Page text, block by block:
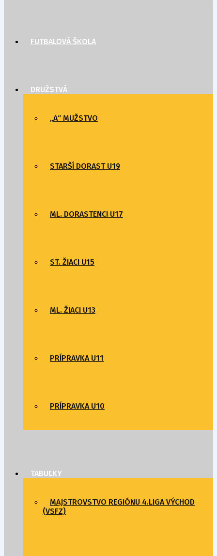
FUTBALOVÁ ŠKOLA
DRUŽSTVÁ
„A“ MUŽSTVO
STARŠÍ DORAST U19
ML. DORASTENCI U17
ST. ŽIACI U15
ML. ŽIACI U13
PRÍPRAVKA U11
PRÍPRAVKA U10
TABUĽKY
MAJSTROVSTVO REGIÓNU 4.LIGA VÝCHOD
(VSFZ)